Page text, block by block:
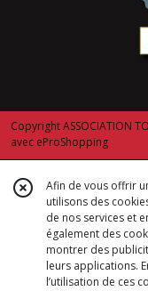
Copyright ASSOCIATION
avec eProShopping
Afin de vous offrir
utilisons des
de nos services et
également des
montrer des
leurs applications.
l’utilisation de ces